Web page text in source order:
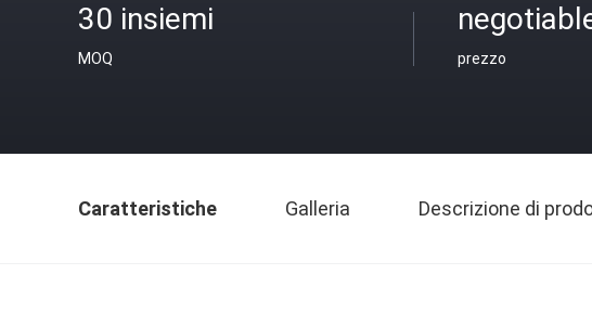
30 insiemi
MOQ prezzo
Caratteristiche Galleria Descrizione di